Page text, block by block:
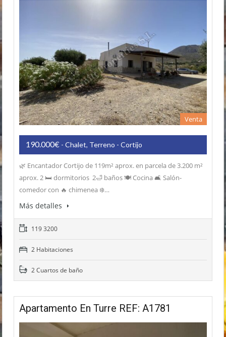
Venta
190.000€ - Chalet, Terreno - Cortijo
🌿 Encantador Cortijo de 119m² aprox. en parcela de 3.200 m²
aprox. 2 🛏️ dormitorios 2🛁 baños 🍽️ Cocina 🛋️ Salón-
comedor con 🔥 chimenea ❄️…
Más detalles
119 3200
2 Habitaciones
2 Cuartos de baño
Apartamento En Turre REF: A1781